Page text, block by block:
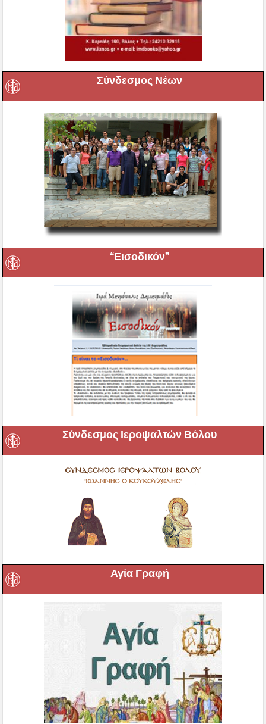
Σύνδεσμος Νέων
“Εισοδικόν”
Σύνδεσμος Ιεροψαλτών Βόλου
Αγία Γραφή